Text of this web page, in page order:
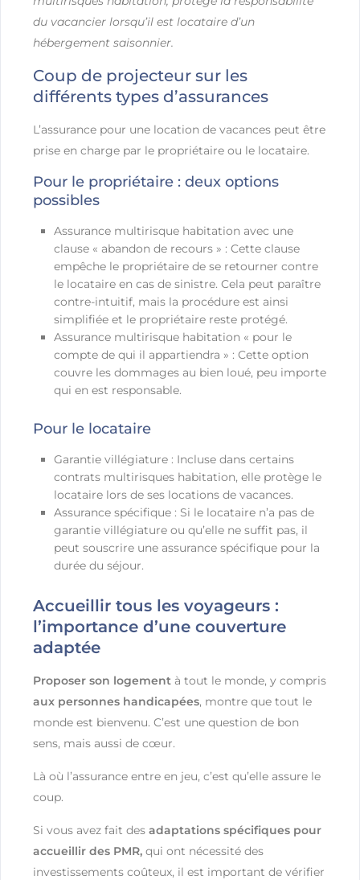
du vacancier lorsqu’il est locataire d’un
hébergement saisonnier.
Coup de projecteur sur les
différents types d’assurances
L’assurance pour une location de vacances peut être
prise en charge par le propriétaire ou le locataire.
Pour le propriétaire : deux options
possibles
Assurance multirisque habitation avec une
clause « abandon de recours » : Cette clause
empêche le propriétaire de se retourner contre
le locataire en cas de sinistre. Cela peut paraître
contre-intuitif, mais la procédure est ainsi
simplifiée et le propriétaire reste protégé.
Assurance multirisque habitation « pour le
compte de qui il appartiendra » : Cette option
couvre les dommages au bien loué, peu importe
qui en est responsable.
Pour le locataire
Garantie villégiature : Incluse dans certains
contrats multirisques habitation, elle protège le
locataire lors de ses locations de vacances.
Assurance spécifique : Si le locataire n’a pas de
garantie villégiature ou qu’elle ne suffit pas, il
peut souscrire une assurance spécifique pour la
durée du séjour.
Accueillir tous les voyageurs :
l’importance d’une couverture
adaptée
Proposer son logement à tout le monde, y compris
aux personnes handicapées, montre que tout le
monde est bienvenu. C’est une question de bon
sens, mais aussi de cœur.
Là où l’assurance entre en jeu, c’est qu’elle assure le
coup.
Si vous avez fait desadaptations spécifiques pour
accueillir des PMR,qui ont nécessité des
investissements coûteux, il est important de vérifier